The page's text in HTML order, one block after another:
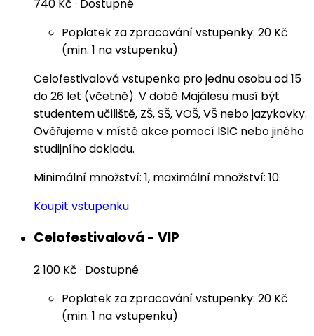
740 Kč · Dostupné
Poplatek za zpracování vstupenky: 20 Kč
(min. 1 na vstupenku)
Celofestivalová vstupenka pro jednu osobu od 15
do 26 let (včetně). V době Majálesu musí být
studentem učiliště, ZŠ, SŠ, VOŠ, VŠ nebo jazykovky.
Ověřujeme v místě akce pomocí ISIC nebo jiného
studijního dokladu.
Minimální množství: 1, maximální množství: 10.
Koupit vstupenku
Celofestivalová - VIP
2 100 Kč · Dostupné
Poplatek za zpracování vstupenky: 20 Kč
(min. 1 na vstupenku)